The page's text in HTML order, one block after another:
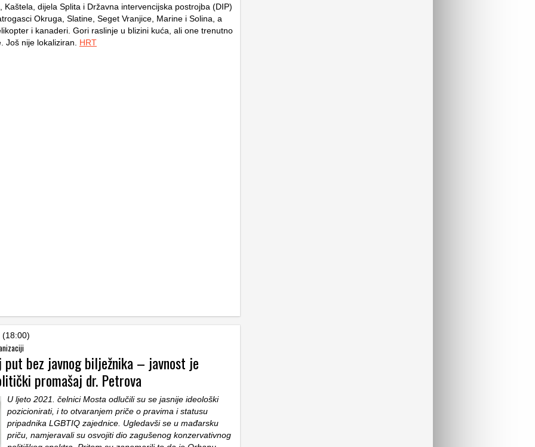
Kaštela, dijela Splita i Državna intervencijska postrojba (DIP)
Okruga, Slatine, Seget Vranjice, Marine i Solina, a
i kanaderi. Gori raslinje u blizini kuća, ali one trenutno
Još nije lokaliziran. HRT
(18:00)
put bez javnog bilježnika – javnost je
promašaj dr. Petrova
U ljeto 2021. čelnici Mosta odlučili su se jasnije ideološki
pozicionirati, i to otvaranjem priče o pravima i statusu
pripadnika LGBTIQ zajednice. Ugledavši se u mađarsku
priču, namjeravali su osvojiti dio zagušenog konzervativnog